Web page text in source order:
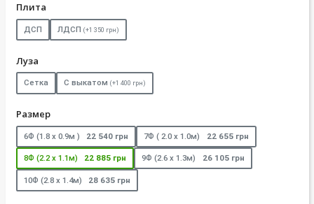
Плита
ДСП ЛДСП (+1 350 грн)
Луза
Сетка С выкатом (+1 400 грн)
Размер
6Ф (1.8 х 0.9м ) 22 540 грн 7Ф ( 2.0 х 1.0м) 22 655 грн
8Ф (2.2 х 1.1м) 22 885 грн 9Ф (2.6 х 1.3м) 26 105 грн
10Ф (2.8 х 1.4м) 28 635 грн